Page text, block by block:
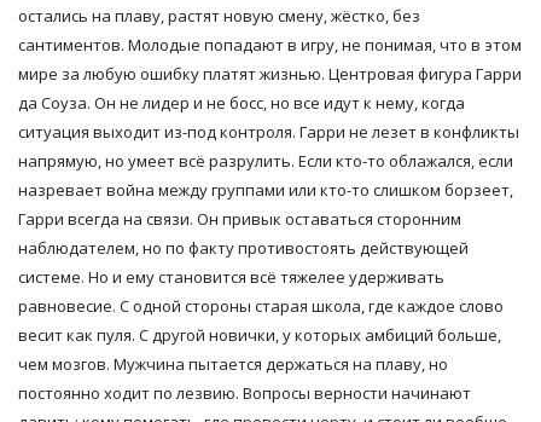
остались на плаву, растят новую смену, жёстко, без
сантиментов. Молодые попадают в игру, не понимая, что в этом
мире за любую ошибку платят жизнью. Центровая фигура Гарри
да Соуза. Он не лидер и не босс, но все идут к нему, когда
ситуация выходит из-под контроля. Гарри не лезет в конфликты
напрямую, но умеет всё разрулить. Если кто-то облажался, если
назревает война между группами или кто-то слишком борзеет,
Гарри всегда на связи. Он привык оставаться сторонним
наблюдателем, но по факту противостоять действующей
системе. Но и ему становится всё тяжелее удерживать
равновесие. С одной стороны старая школа, где каждое слово
весит как пуля. С другой новички, у которых амбиций больше,
чем мозгов. Мужчина пытается держаться на плаву, но
постоянно ходит по лезвию. Вопросы верности начинают